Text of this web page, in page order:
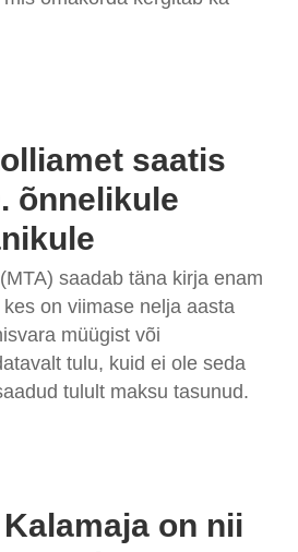
saatis
õnnelikule
saadab täna kirja enam
on viimase nelja aasta
müügist või
tulu, kuid ei ole seda
tulult maksu tasunud.
on nii